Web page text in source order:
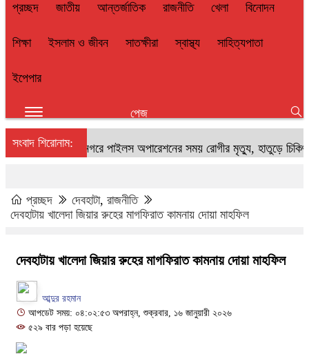
প্রচ্ছদ জাতীয় আন্তর্জাতিক রাজনীতি খেলা বিনোদন
শিক্ষা ইসলাম ও জীবন সাতক্ষীরা স্বাস্থ্য সাহিত্যপাতা
ইপেপার
পেজ
সংবাদ শিরোনাম:শ্যামনগরে পাইলস অপারেশনের সময় রোগীর মৃত্যু, হাতুড়ে
প্রচ্ছদ দেবহাটা, রাজনীতি
দেবহাটায় খালেদা জিয়ার রুহের মাগফিরাত কামনায় দোয়া মাহফিল
দেবহাটায় খালেদা জিয়ার রুহের মাগফিরাত কামনায় দোয়া মাহফিল
আব্দুর রহমান
আপডেট সময়: ০৪:০২:৫৩ অপরাহ্ন, শুক্রবার, ১৬ জানুয়ারী ২০২৬
৫২৯ বার পড়া হয়েছে